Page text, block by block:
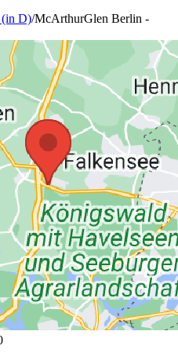
(in D)/McArthurGlen Berlin -